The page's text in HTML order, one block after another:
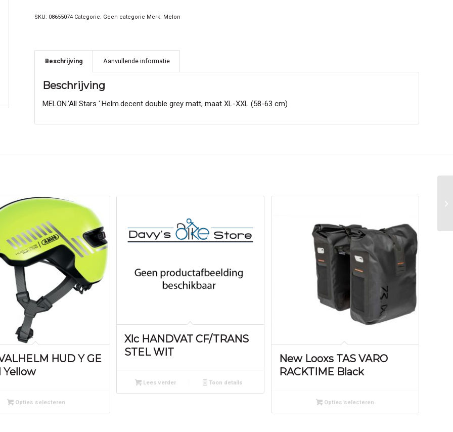
SKU: 08655074 Categorie: Geen categorie Merk: Melon
Beschrijving Aanvullende informatie
Beschrijving
MELON.’All Stars ‘.Helm.decent double grey matt, maat XL-XXL (58-63 cm)
HUD Y GE
Yellow
Opties selecteren
Xlc HANDVAT CF/TRANS
STEL WIT
Lees verder Toon details
New Looxs TAS VARO
RACKTIME Black
Opties selecteren